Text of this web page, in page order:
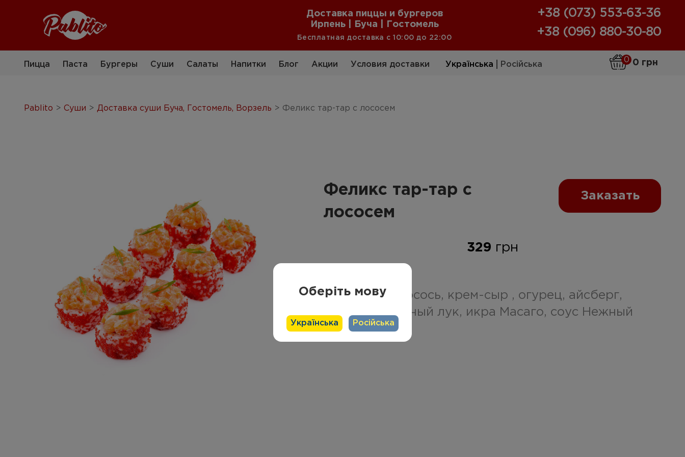
Доставка пиццы и бургеров
Ирпень | Буча | Гостомель
Бесплатная доставка с 10:00 до 22:00
+38 (073) 553-63-36
+38 (096) 880-30-80
Пицца Паста Бургеры Суши Салаты Напитки Блог Акции Условия доставки Українська Російська 0 грн
0
Pablito > Суши > Доставка суши Буча, Гостомель, Ворзель > Феликс тар-тар с лососем
Феликс тар-тар с
лососем
Заказать
329 грн
рис, нори, лосось, крем-сыр , огурец, айсберг,
томаго, зеленый лук, икра Масаго, соус Нежный
Спайси
Оберіть мову
Українська Російська